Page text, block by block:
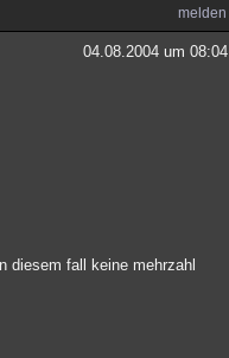
melden
04.08.2004 um 08:04
diesem fall keine mehrzahl